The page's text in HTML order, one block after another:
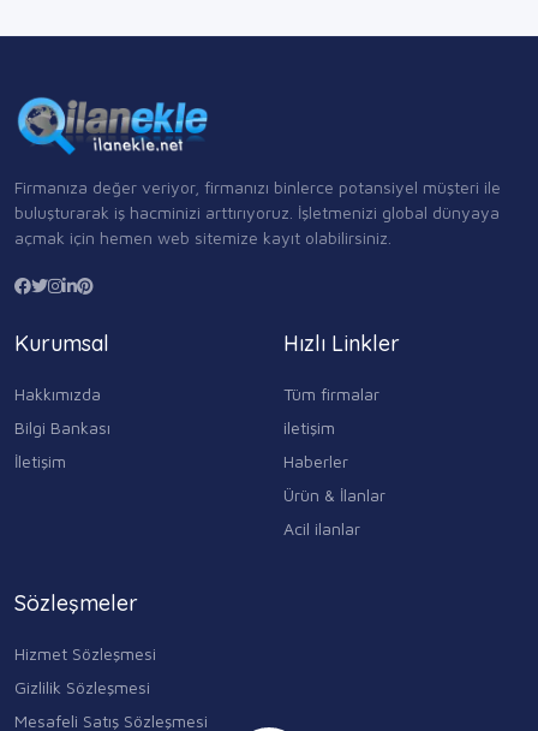
Firmanıza değer veriyor, firmanızı binlerce potansiyel müşteri ile
buluşturarak iş hacminizi arttırıyoruz. İşletmenizi global dünyaya
açmak için hemen web sitemize kayıt olabilirsiniz.
Kurumsal
Hakkımızda
Bilgi Bankası
İletişim
Hızlı Linkler
Tüm firmalar
iletişim
Haberler
Ürün & İlanlar
Acil ilanlar
Sözleşmeler
Hizmet Sözleşmesi
Gizlilik Sözleşmesi
Mesafeli Satış Sözleşmesi